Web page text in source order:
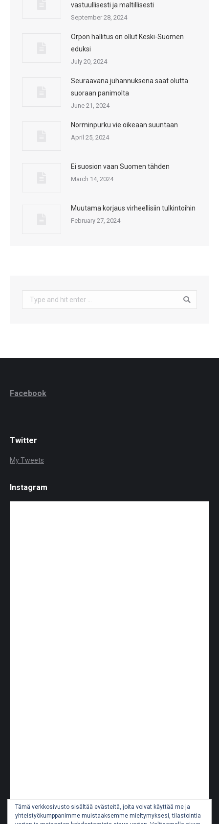
vastuullisesti ja maltillisesti
September 28, 2024
Orpon hallitus on ollut Keski-Suomen
eduksi
July 20, 2024
Seuraavana juhannuksena saat olutta
suoraan panimolta
June 21, 2024
Norminpurku vie oikeaan suuntaan
April 25, 2024
Ei suosion vaan Suomen tähden
March 14, 2024
Muutama korjaus virheellisiin tulkintoihin
February 27, 2024
Search:
Facebook
Twitter
My Tweets
Instagram
Tämä verkkosivusto sisältää evästeitä, joita voivat käyttää me ja
yhteistyökumppanimme muistaaksemme mieltymyksesi, tilastointia